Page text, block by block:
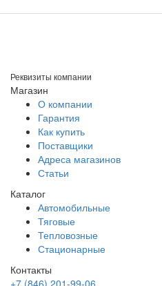
Реквизиты компании
Магазин
О компании
Гарантия
Как купить
Поставщики
Адреса магазинов
Статьи
Каталог
Автомобильные
Тяговые
Тепловозные
Стационарные
Контакты
+7 (846) 201-99-06